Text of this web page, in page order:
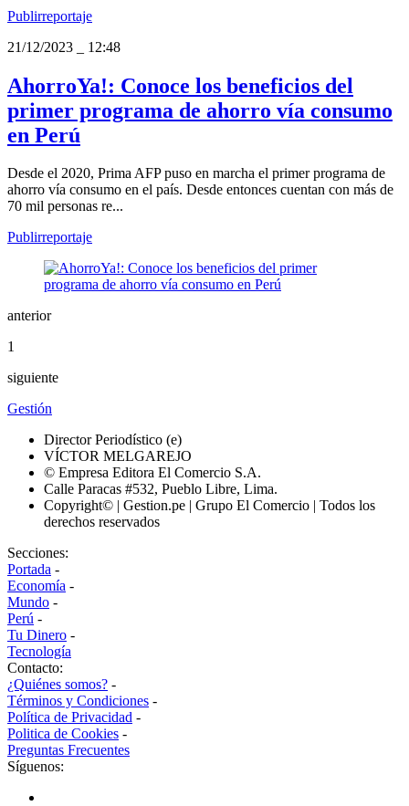
Publirreportaje
21/12/2023
12:48
AhorroYa!: Conoce los beneficios del
primer programa de ahorro vía consumo
en Perú
Desde el 2020, Prima AFP puso en marcha el primer programa de
ahorro vía consumo en el país. Desde entonces cuentan con más de
70 mil personas re...
Publirreportaje
anterior
1
siguiente
Gestión
Director Periodístico (e)
VÍCTOR MELGAREJO
© Empresa Editora El Comercio S.A.
Calle Paracas #532, Pueblo Libre, Lima.
Copyright© | Gestion.pe | Grupo El Comercio | Todos los
derechos reservados
Secciones:
Portada -
Economía -
Mundo -
Perú -
Tu Dinero -
Tecnología
Contacto:
¿Quiénes somos? -
Términos y Condiciones -
Política de Privacidad -
Politica de Cookies -
Preguntas Frecuentes
Síguenos: